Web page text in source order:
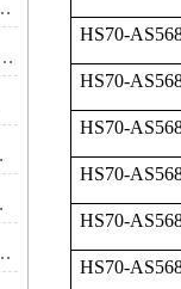
在泵系统中的应用
校准技巧与常见误差分析
指南
预防
，确保长期稳定运行
HS70-
HS70-
HS70-
HS70-
HS70-
HS70-